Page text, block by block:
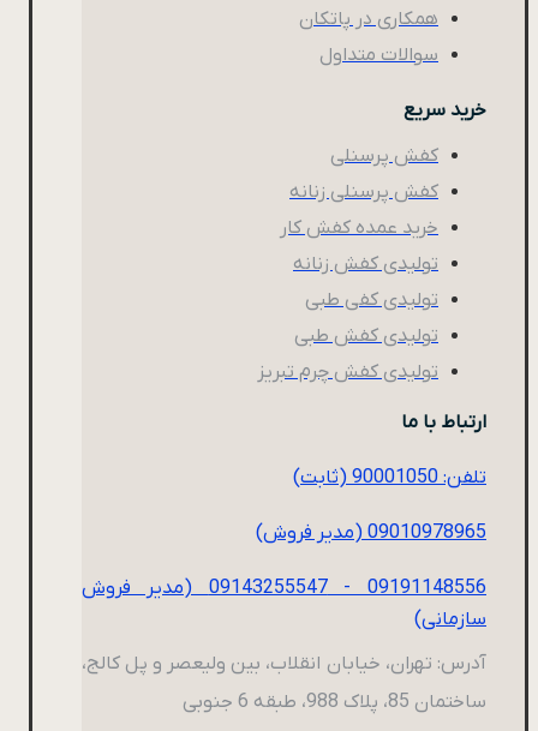
همکاری در پاتکان
سوالات متداول
خرید سریع
کفش پرسنلی
کفش پرسنلی زنانه
خرید عمده کفش کار
تولیدی کفش زنانه
تولیدی کفی طبی
تولیدی کفش طبی
تولیدی کفش چرم تبریز
ارتباط با ما
تلفن: 90001050 (ثابت)
09010978965 (مدیر فروش)
09191148556 - 09143255547 (مدیر فروش
سازمانی)
آدرس: تهران، خیابان انقلاب، بین ولیعصر و پل کالج،
ساختمان 85، پلاک 988، طبقه 6 جنوبی